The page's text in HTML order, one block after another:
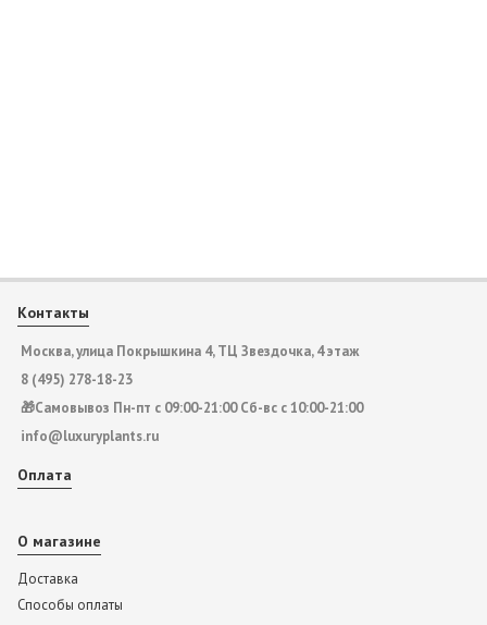
Контакты
Москва, улица Покрышкина 4, ТЦ Звездочка, 4 этаж
8 (495) 278-18-23
🎁Самовывоз Пн-пт с 09:00-21:00 Сб-вс с 10:00-21:00
info@luxuryplants.ru
Оплата
О магазине
Доставка
Способы оплаты